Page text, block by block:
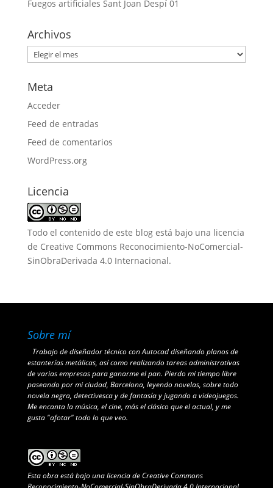
Fuegos artificiales Sant Joan Despí 01
Archivos
Archivos
Meta
Acceder
Feed de entradas
Feed de comentarios
WordPress.org
Licencia
Todo el contenido de este blog está bajo una licencia
de Creative Commons Reconocimiento-NoComercial-
SinObraDerivada 4.0 Internacional.
Sobre mí
Trabajo de diseñador técnico con Autocad diseñando planos de
estanterías metálicas, así como realizando tareas administrativas
de varias empresas para ganarme el pan. Pierdo mi tiempo libre
paseando por mi ciudad, Barcelona, leyendo novelas, sobre todo
novela negra, detectivesca y de fantasía y jugando a videojuegos.
Me encanta la música, el cine, más el clásico que el actual, y me
gusta "afotar" todo lo que veo.
Esta obra está bajo unalicencia de Creative Commons